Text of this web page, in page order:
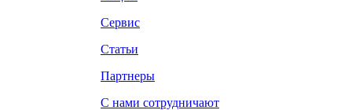
Сервис
Статьи
Партнеры
С нами сотрудничают